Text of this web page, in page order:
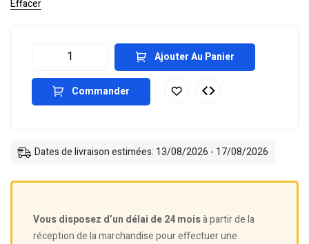
Effacer
Ajouter Au Panier
Commander
Dates de livraison estimées: 13/08/2026 - 17/08/2026
Vous disposez d’un délai de 24 moisà partir de la
réception de la marchandise pour effectuer une